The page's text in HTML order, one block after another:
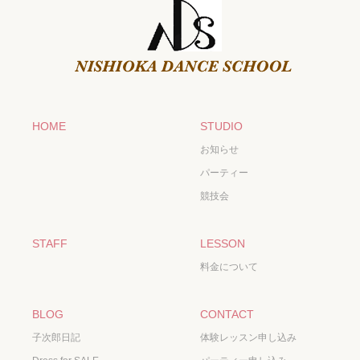
HOME STUDIO
お知らせ
パーティー
競技会
STAFF LESSON
料金について
BLOG
子次郎日記
CONTACT
体験レッスン申し込み